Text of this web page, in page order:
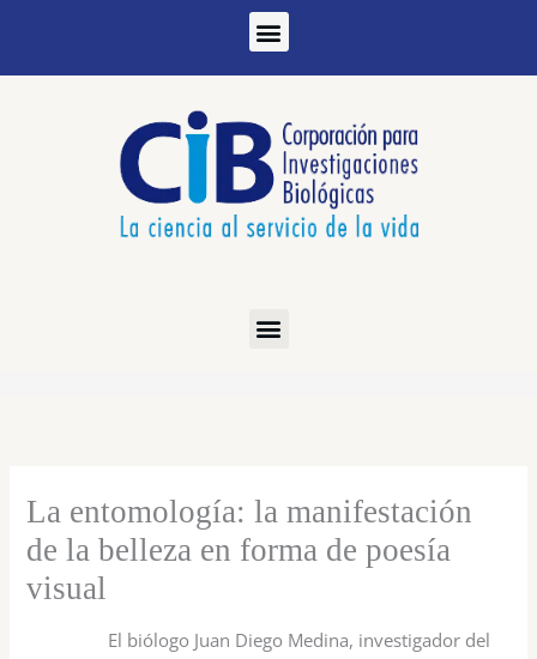
La entomología: la manifestación
de la belleza en forma de poesía
visual
El biólogo Juan Diego Medina, investigador del